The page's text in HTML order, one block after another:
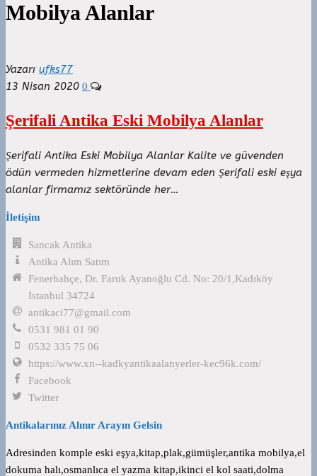
Mobilya Alanlar
Yazarı ufks77
13 Nisan 2020 0
Şerifali Antika Eski Mobilya Alanlar
Şerifali Antika Eski Mobilya Alanlar Kalite ve güvenden
ödün vermeden hizmetlerine devam eden Şerifali eski eşya
alanlar firmamız sektöründe her…
İletişim
Sancak Antika
Antika Alım Satım
Fenerbahçe, Dr. Faruk Ayanoğlu Cd. No: 20/1,Kadıköy
İstanbul 34724
antikaci77@gmail.com
0531 981 01 90
0532 335 75 06
https://www.xn--kadkyantikaalanyerler-kec96k.com/
Facebook
Twitter
Antikalarınız Alınır Arayın Gelsin
Adresinden komple eski eşya,kitap,plak,gümüşler,antika mobilya,el
dokuma halı,osmanlıca el yazma kitap,ikinci el kol saati,dolma